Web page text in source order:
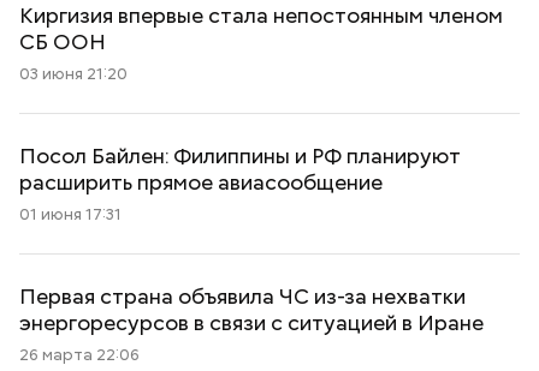
Киргизия впервые стала непостоянным членом
СБ ООН
03 июня 21:20
Посол Байлен: Филиппины и РФ планируют
расширить прямое авиасообщение
01 июня 17:31
Первая страна объявила ЧС из-за нехватки
энергоресурсов в связи с ситуацией в Иране
26 марта 22:06